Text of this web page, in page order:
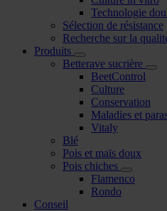
Technologie
Sélection de résistance
Recherche sur la
Produits
Betterave sucrière
BeetControl
Culture
Conservation
Maladies et
Vitaly
Blé
Pois et maïs doux
Pois chiches
Flamenco
Rondo
Conseil